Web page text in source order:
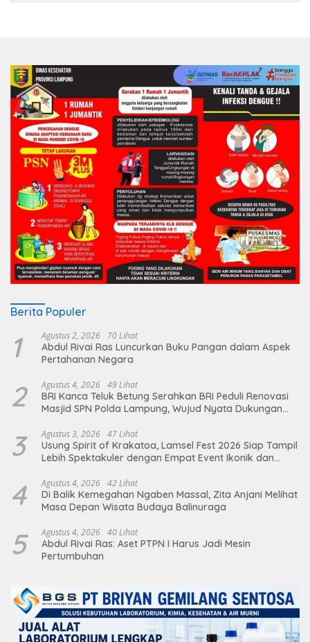
Berita Populer
1 Agustus 2, 2026 70 Lihat
Abdul Rivai Ras Luncurkan Buku Pangan dalam Aspek
Pertahanan Negara
2 Agustus 4, 2026 49 Lihat
BRI Kanca Teluk Betung Serahkan BRI Peduli Renovasi
Masjid SPN Polda Lampung, Wujud Nyata Dukungan
3 Agustus 3, 2026 47 Lihat
Usung Spirit of Krakatoa, Lamsel Fest 2026 Siap Tampil
Lebih Spektakuler dengan Empat Event Ikonik dan
4 Agustus 4, 2026 42 Lihat
Di Balik Kemegahan Ngaben Massal, Zita Anjani Melihat
Masa Depan Wisata Budaya Balinuraga
5 Agustus 4, 2026 40 Lihat
Abdul Rivai Ras: Aset PTPN I Harus Jadi Mesin
Pertumbuhan